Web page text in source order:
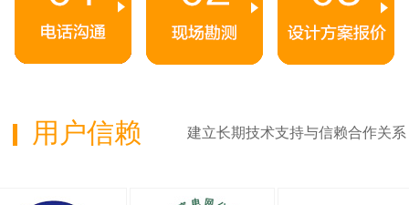
用户信赖 建立长期技术支持与信赖合作关系